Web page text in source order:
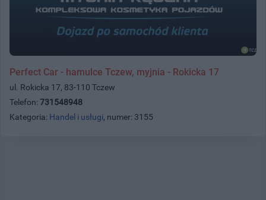
Perfect Car - hamulce Tczew, myjnia - Rokicka 17
ul. Rokicka 17, 83-110 Tczew
Telefon: 731548948
Kategoria: Handel i usługi, numer: 3155